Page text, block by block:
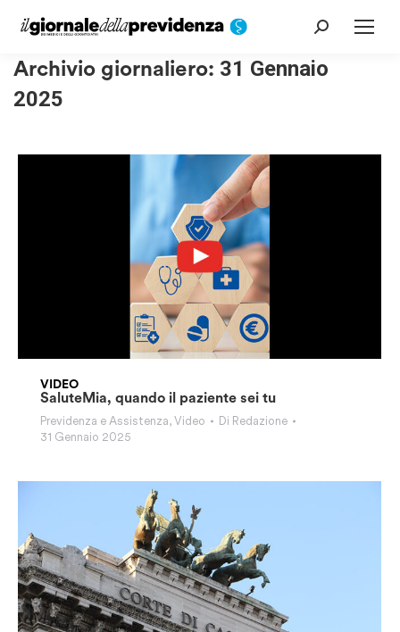
Cerca:
Archivio giornaliero: 31 Gennaio
2025
VIDEO
SaluteMia, quando il paziente sei tu
Previdenza e Assistenza, Video Di Redazione
31 Gennaio 2025